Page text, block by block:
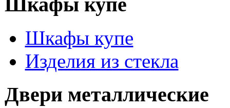
Шкафы купе
Изделия из стекла
Двери металлические